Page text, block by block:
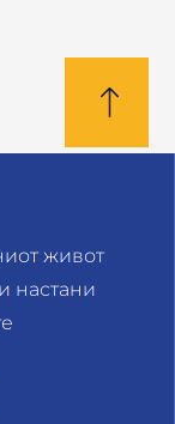
живот
настани